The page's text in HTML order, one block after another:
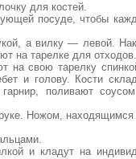
для костей.
посуде, чтобы
а вилку — левой.
на тарелке для отходов.
на свою тарелку
и голову. Кости
поливают
Ножом, находящимся
и кладут на